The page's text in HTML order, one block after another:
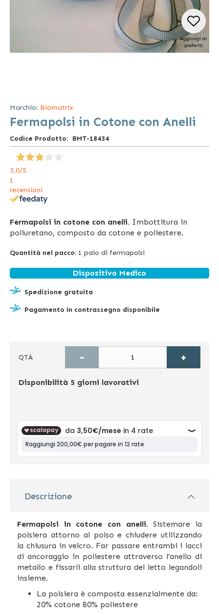
galleria
di
Aggiungi ai
preferiti
Marchio: Biomatrix
Fermapolsi in Cotone con Anelli
Codice Prodotto BMT-18434
3,0/5
1
recensioni
Fermapolsi in cotone con anelli. Imbottitura in
poliuretano, composto da cotone e poliestere.
Quantità nel pacco: 1 paio di fermapolsi
Dispositivo Medico
Spedizione gratuita
Pagamento in contrassegno disponibile
QTÀ − +
Disponibilità 5 giorni lavorativi
Descrizione
Fermapolsi in cotone con anelli. Sistemare la
polsiera attorno al polso e chiudere utilizzando
la chiusura in velcro. Far passare entrambi i lacci
di ancoraggio in poliestere attraverso l’anello di
metallo e fissarli alla struttura del letto legandoli
insieme.
La polsiera è composta essenzialmente da:
20% cotone 80% poliestere